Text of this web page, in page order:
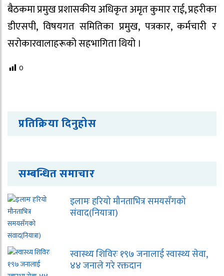
बैठकमा प्रमुख प्रशासकीय अधिकृत अमृत कुमार राई, प्रहरीका
डीएसपी, विषयगत समितिका प्रमुख, पत्रकार, कर्मचारी र
सरोकारवालाहरूको सहभागिता थियो ।
0
प्रतिक्रिया दिनुहोस
सम्बन्धित समाचार
इलामः हरियो मौनताभित्र समयसँगको
संवाद(नियात्रा)
स्वास्थ्य शिविरः १९७ जनालाई स्वास्थ्य सेवा,
४४ जनाले गरे रक्तदान